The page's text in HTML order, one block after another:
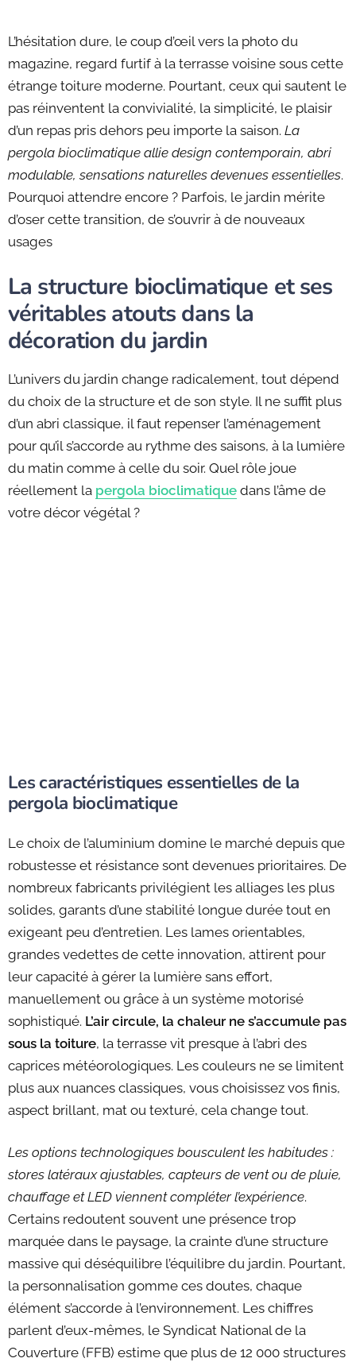
L’hésitation dure, le coup d’œil vers la photo du
magazine, regard furtif à la terrasse voisine sous cette
étrange toiture moderne. Pourtant, ceux qui sautent le
pas réinventent la convivialité, la simplicité, le plaisir
d’un repas pris dehors peu importe la saison. La
pergola bioclimatique allie design contemporain, abri
modulable, sensations naturelles devenues essentielles.
Pourquoi attendre encore ? Parfois, le jardin mérite
d’oser cette transition, de s’ouvrir à de nouveaux
usages
La structure bioclimatique et ses
véritables atouts dans la
décoration du jardin
L’univers du jardin change radicalement, tout dépend
du choix de la structure et de son style. Il ne suffit plus
d’un abri classique, il faut repenser l’aménagement
pour qu’il s’accorde au rythme des saisons, à la lumière
du matin comme à celle du soir. Quel rôle joue
réellement la pergola bioclimatique dans l’âme de
votre décor végétal ?
Les caractéristiques essentielles de la
pergola bioclimatique
Le choix de l’aluminium domine le marché depuis que
robustesse et résistance sont devenues prioritaires. De
nombreux fabricants privilégient les alliages les plus
solides, garants d’une stabilité longue durée tout en
exigeant peu d’entretien. Les lames orientables,
grandes vedettes de cette innovation, attirent pour
leur capacité à gérer la lumière sans effort,
manuellement ou grâce à un système motorisé
sophistiqué. L’air circule, la chaleur ne s’accumule pas
sous la toiture, la terrasse vit presque à l’abri des
caprices météorologiques. Les couleurs ne se limitent
plus aux nuances classiques, vous choisissez vos finis,
aspect brillant, mat ou texturé, cela change tout.
Les options technologiques bousculent les habitudes :
stores latéraux ajustables, capteurs de vent ou de pluie,
chauffage et LED viennent compléter l’expérience.
Certains redoutent souvent une présence trop
marquée dans le paysage, la crainte d’une structure
massive qui déséquilibre l’équilibre du jardin. Pourtant,
la personnalisation gomme ces doutes, chaque
élément s’accorde à l’environnement. Les chiffres
parlent d’eux-mêmes, le Syndicat National de la
Couverture (FFB) estime que plus de 12 000 structures